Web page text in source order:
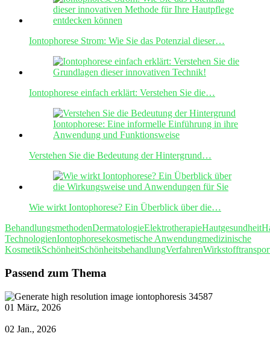
Iontophorese Strom: Wie Sie das Potenzial dieser…
Iontophorese einfach erklärt: Verstehen Sie die…
Verstehen Sie die Bedeutung der Hintergrund…
Wie wirkt Iontophorese? Ein Überblick über die…
BehandlungsmethodenDermatologieElektrotherapieHautgesundheit
TechnologienIontophoresekosmetische Anwendungmedizinische
KosmetikSchönheitSchönheitsbehandlungVerfahren
Passend zum Thema
01 März, 2026
02 Jan., 2026